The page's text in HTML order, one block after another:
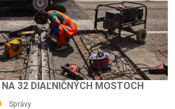
32 DIAĽNIČNÝCH MOSTOCH
Správy